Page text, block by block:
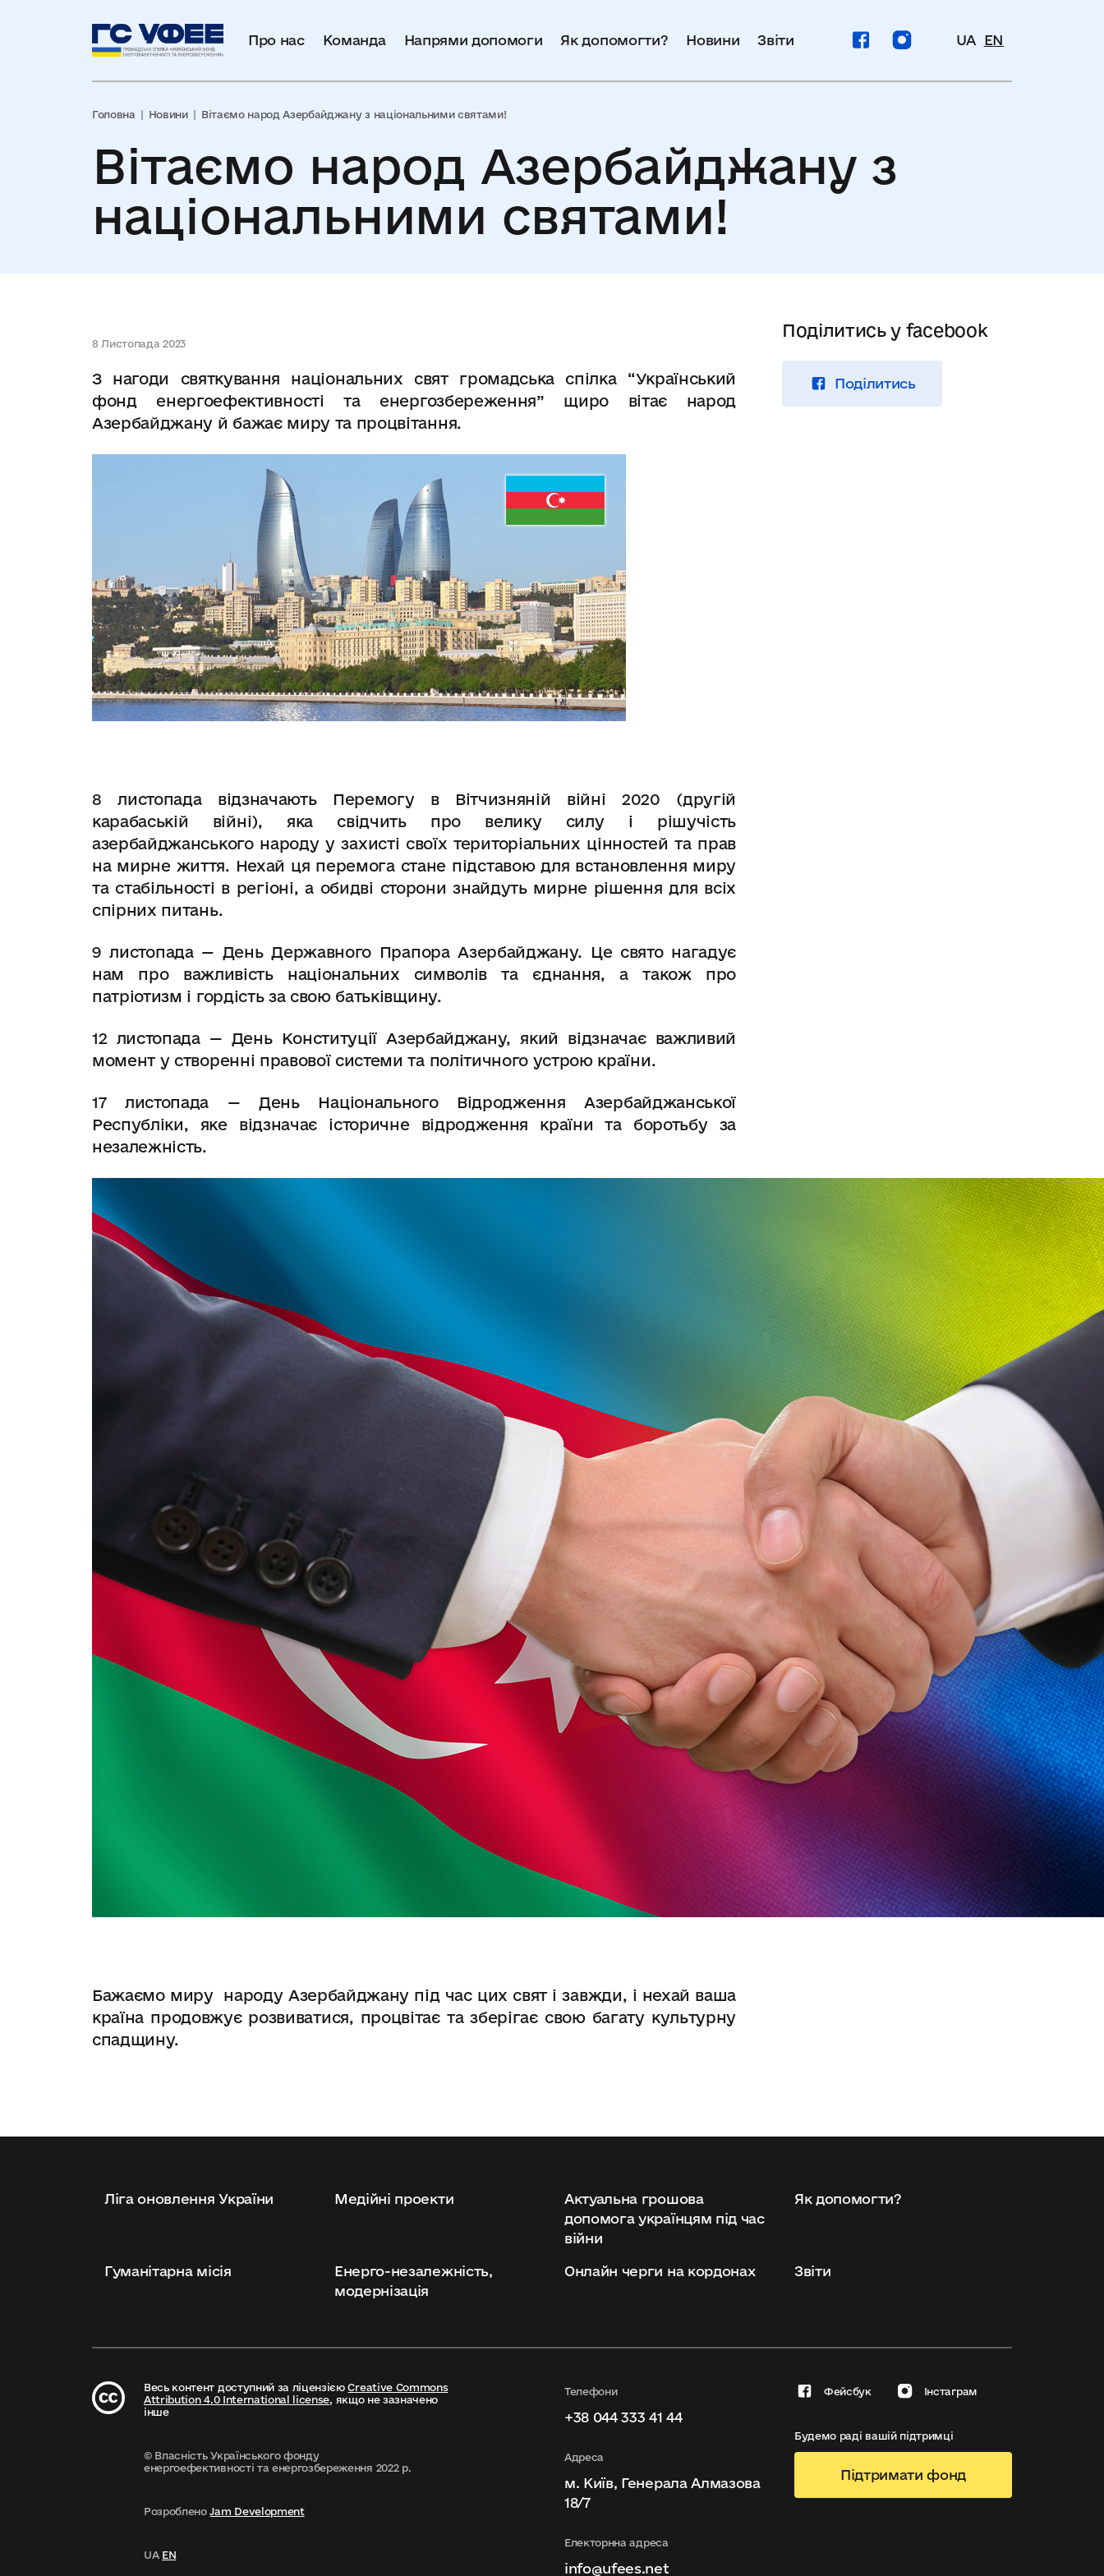
Про нас Команда Напрями допомоги Як допомогти? Новини Звіти UA EN
Головна Новини Вітаємо народ Азербайджану з національними святами!
Вітаємо народ Азербайджану з
національними святами!
8 Листопада 2023
З нагоди святкування національних свят громадська спілка “Український
фонд енергоефективності та енергозбереження” щиро вітає народ
Азербайджану й бажає миру та процвітання.
8 листопада відзначають Перемогу в Вітчизняній війні 2020 (другій
карабаській війні), яка свідчить про велику силу і рішучість
азербайджанського народу у захисті своїх територіальних цінностей та прав
на мирне життя. Нехай ця перемога стане підставою для встановлення миру
та стабільності в регіоні, а обидві сторони знайдуть мирне рішення для всіх
спірних питань.
9 листопада — День Державного Прапора Азербайджану. Це свято нагадує
нам про важливість національних символів та єднання, а також про
патріотизм і гордість за свою батьківщину.
12 листопада — День Конституції Азербайджану, який відзначає важливий
момент у створенні правової системи та політичного устрою країни.
17 листопада — День Національного Відродження Азербайджанської
Республіки, яке відзначає історичне відродження країни та боротьбу за
незалежність.
Бажаємо миру народу Азербайджану під час цих свят і завжди, і нехай ваша
країна продовжує розвиватися, процвітає та зберігає свою багату культурну
спадщину.
Поділитись у facebook
Поділитись
Ліга оновлення України Медійні проекти
Актуальна грошова
допомога українцям під час
війни
Як допомогти?
Гуманітарна місія
Енерго-незалежність,
модернізація
Онлайн черги на кордонах Звіти
Весь контент доступний за ліцензієюCreative Commons
Attribution 4.0 International license, якщо не зазначено
інше
© Власність Українського фонду
енергоефективності та енергозбереження 2022 р.
РозробленоJam Development
UA EN
Телефони
+38 044 333 41 44
Адреса
м. Київ, Генерала Алмазова
18/7
Електорнна адреса
info@ufees.net
Фейсбук Інстаграм
Будемо раді вашій підтримці
Підтримати фонд